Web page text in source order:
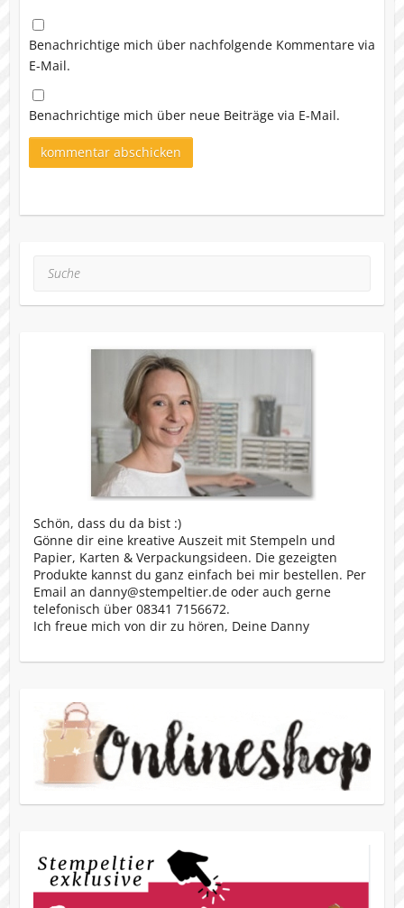
Benachrichtige mich über nachfolgende Kommentare via
E-Mail.
Benachrichtige mich über neue Beiträge via E-Mail.
Suche
Schön, dass du da bist :)
Gönne dir eine kreative Auszeit mit Stempeln und
Papier, Karten & Verpackungsideen. Die gezeigten
Produkte kannst du ganz einfach bei mir bestellen. Per
Email an danny@stempeltier.de oder auch gerne
telefonisch über 08341 7156672.
Ich freue mich von dir zu hören, Deine Danny